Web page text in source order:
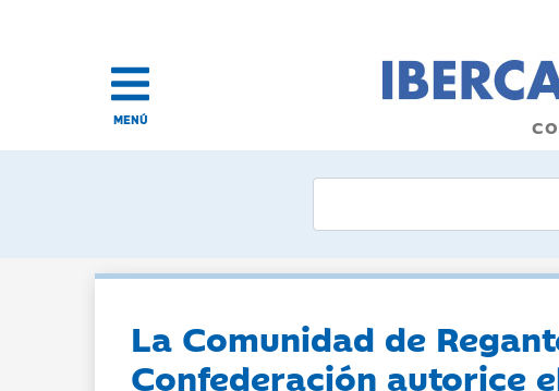
MENÚ
La Comunidad de
Confederación autorice